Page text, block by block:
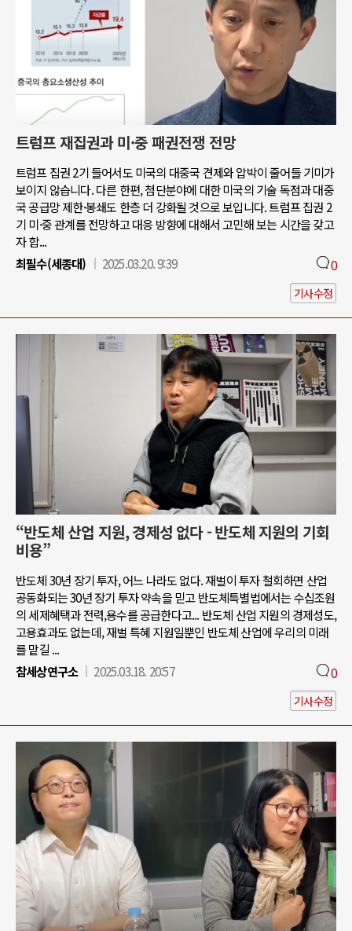
트럼프 재집권과 미·중 패권전쟁 전망
트럼프 집권 2기 들어서도 미국의 대중국 견제와 압박이 줄어들 기미가
보이지 않습니다. 다른 한편, 첨단분야에 대한 미국의 기술 독점과 대중
국 공급망 제한·봉쇄도 한층 더 강화될 것으로 보입니다. 트럼프 집권 2
기 미·중 관계를 전망하고 대응 방향에 대해서 고민해 보는 시간을 갖고
자 합...
최필수(세종대)
2025.03.20. 9:39 0
기사수정
“반도체 산업 지원, 경제성 없다 - 반도체 지원의 기회
비용”
반도체 30년 장기 투자, 어느 나라도 없다. 재벌이 투자 철회하면 산업
공동화되는 30년 장기 투자 약속을 믿고 반도체특별법에서는 수십조원
의 세제혜택과 전력,용수를 공급한다고... 반도체 산업 지원의 경제성도,
고용효과도 없는데, 재벌 특혜 지원일뿐인 반도체 산업에 우리의 미래
를 맡길 ...
참세상연구소
2025.03.18. 20:57 0
기사수정